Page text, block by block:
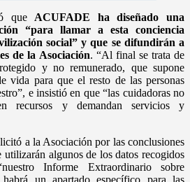
que ACUFADE ha diseñado una
“para llamar a esta conciencia
social” y que se difundirán a
de la Asociación. “Al final se trata de
y no remunerado, que supone
vida para que el resto de las personas
e insistió en que “las cuidadoras no
recursos y demandan servicios y
a la Asociación por las conclusiones
algunos de los datos recogidos
Informe Extraordinario sobre
un apartado específico para las